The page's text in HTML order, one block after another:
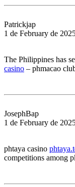
Patrickjap
1 de February de
The Philippines has
casino – phmacao
JosephBap
1 de February de
phtaya casino
competitions among